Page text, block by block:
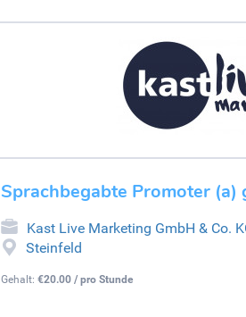
Sprachbegabte Promoter (a)
Kast Live Marketing GmbH & Co.
Steinfeld
Gehalt: €20.00 / pro Stunde